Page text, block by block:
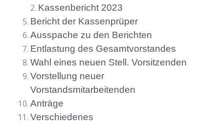
Kassenbericht 2023
Bericht der Kassenprüper
Ausspache zu den Berichten
Entlastung des Gesamtvorstandes
Wahl eines neuen Stell. Vorsitzenden
Vorstellung neuer
Vorstandsmitarbeitenden
Anträge
Verschiedenes